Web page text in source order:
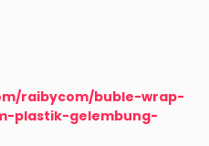
raibycom/buble-wrap-
plastik-gelembung-